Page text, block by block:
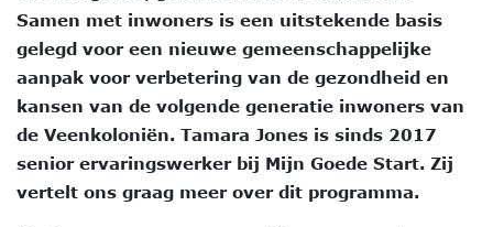
Samen met inwoners is een uitstekende basis
gelegd voor een nieuwe gemeenschappelijke
aanpak voor verbetering van de gezondheid en
kansen van de volgende generatie inwoners van
de Veenkoloniën. Tamara Jones is sinds 2017
senior ervaringswerker bij Mijn Goede Start. Zij
vertelt ons graag meer over dit programma.